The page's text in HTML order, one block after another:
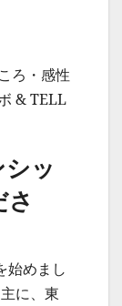
ろ・感性
& TELL
ッ
始めまし
に、東